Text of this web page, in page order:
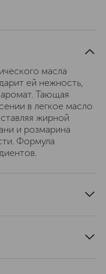
масла
ей нежность,
Тающая
в легкое масло
жирной
и розмарина
Формула